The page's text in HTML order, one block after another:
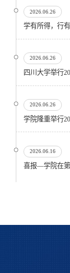
2026.06.26
2026.06.26
四川大学举行
2026.06.26
学院隆重举行
2026.06.16